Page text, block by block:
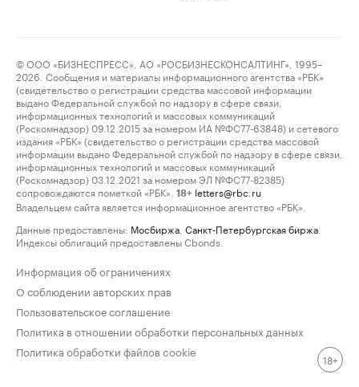
© ООО «БИЗНЕСПРЕСС», АО «РОСБИЗНЕСКОНСАЛТИНГ», 1995–
2026. Сообщения и материалы информационного агентства «РБК»
(свидетельство о регистрации средства массовой информации
выдано Федеральной службой по надзору в сфере связи,
информационных технологий и массовых коммуникаций
(Роскомнадзор) 09.12.2015 за номером ИА №ФС77-63848) и сетевого
издания «РБК» (свидетельство о регистрации средства массовой
информации выдано Федеральной службой по надзору в сфере связи,
информационных технологий и массовых коммуникаций
(Роскомнадзор) 03.12.2021 за номером ЭЛ №ФС77-82385)
сопровождаются пометкой «РБК».
18+ letters@rbc.ru
Владельцем сайта является информационное агентство «РБК».
Данные предоставлены: Мосбиржа Санкт-Петербургская биржа
Индексы облигаций предоставлены Cbonds.
Информация об ограничениях
О соблюдении авторских прав
Пользовательское соглашение
Политика в отношении обработки персональных данных
Политика обработки файлов cookie
18+